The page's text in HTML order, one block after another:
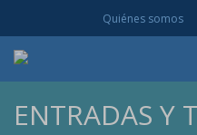
Quiénes somos
ENTRADAS Y